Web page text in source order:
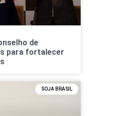
de
para fortalecer
SOJA BRASIL